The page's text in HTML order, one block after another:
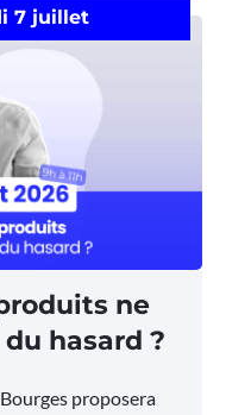
7 juillet
ne
hasard ?
proposera